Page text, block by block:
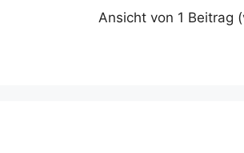
Ansicht von 1 Beitrag